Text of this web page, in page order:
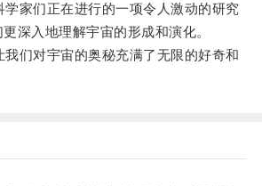
家们正在进行的一项令人激动的研究
深入地理解宇宙的形成和演化。
对宇宙的奥秘充满了无限的好奇和